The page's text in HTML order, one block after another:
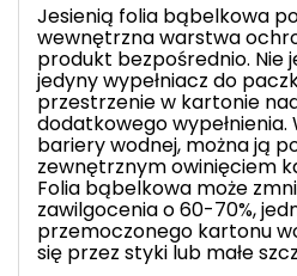
Jesienią folia bąbelkowa
wewnętrzna warstwa
produkt bezpośrednio. Nie
jedynywypełniacz do
przestrzenie w kartonie
dodatkowego wypełnienia.
bariery wodnej, można ją
zewnętrznym owinięciem
Folia bąbelkowa może
zawilgocenia o 60-70%,
przemoczonego kartonu
się przez styki lub małe